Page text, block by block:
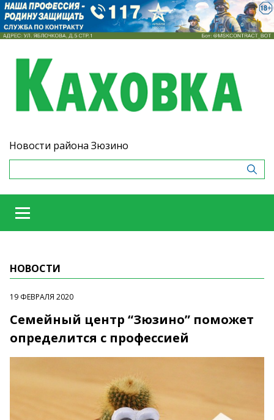
Новости района Зюзино
НОВОСТИ
19 ФЕВРАЛЯ 2020
Семейный центр “Зюзино” поможет
определится с профессией